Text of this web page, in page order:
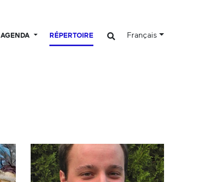
AGENDA RÉPERTOIRE Français